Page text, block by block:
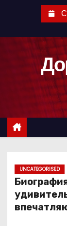
с
UNCATEGORISED